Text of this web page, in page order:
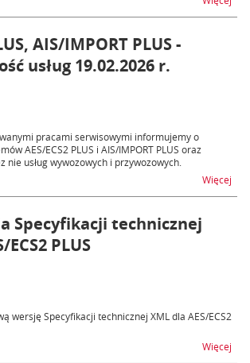
AIS/IMPORT PLUS -
usług 19.02.2026 r.
pracami serwisowymi informujemy o
AES/ECS2 PLUS i AIS/IMPORT PLUS oraz
nie usług wywozowych i przywozowych.
Więcej
Specyfikacji technicznej
PLUS
wersję Specyfikacji technicznej XML dla AES/ECS2
Więcej